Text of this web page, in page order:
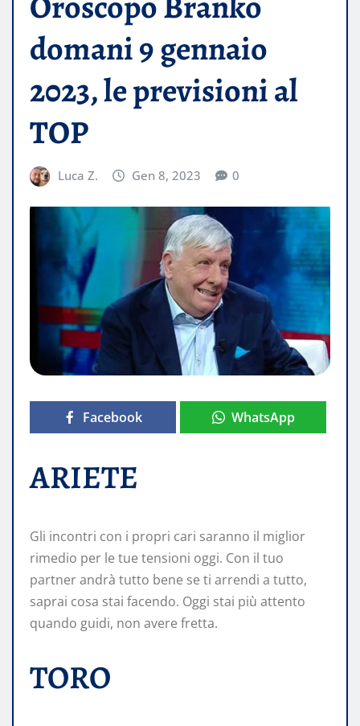
domani 9 gennaio
2023, le previsioni al
TOP
Luca Z. Gen 8, 2023 0
Facebook WhatsApp
ARIETE
Gli incontri con i propri cari saranno il miglior
rimedio per le tue tensioni oggi. Con il tuo
partner andrà tutto bene se ti arrendi a tutto,
saprai cosa stai facendo. Oggi stai più attento
quando guidi, non avere fretta.
TORO